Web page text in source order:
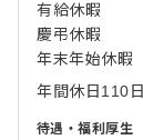
有給休暇
慶弔休暇
年末年始休暇
年間休日110日
待遇・福利厚生